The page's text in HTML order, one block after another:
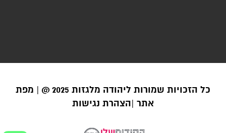
כל הזכויות שמורות ליהודה מלגזות 2025 @ |
מפת
אתר |הצהרת נגישות